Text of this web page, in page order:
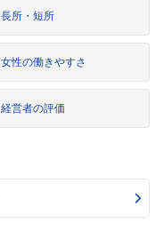
長所・短所
女性の働きやすさ
経営者の評価